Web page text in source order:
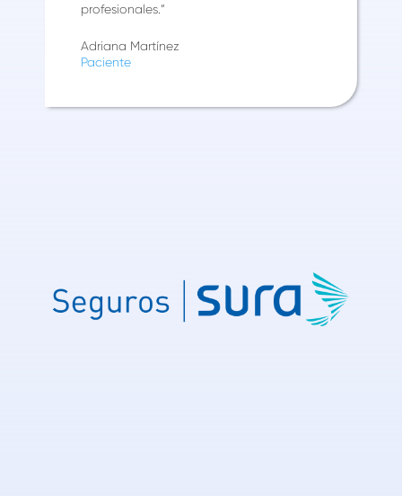
profesionales.”
Adriana Martínez
Paciente